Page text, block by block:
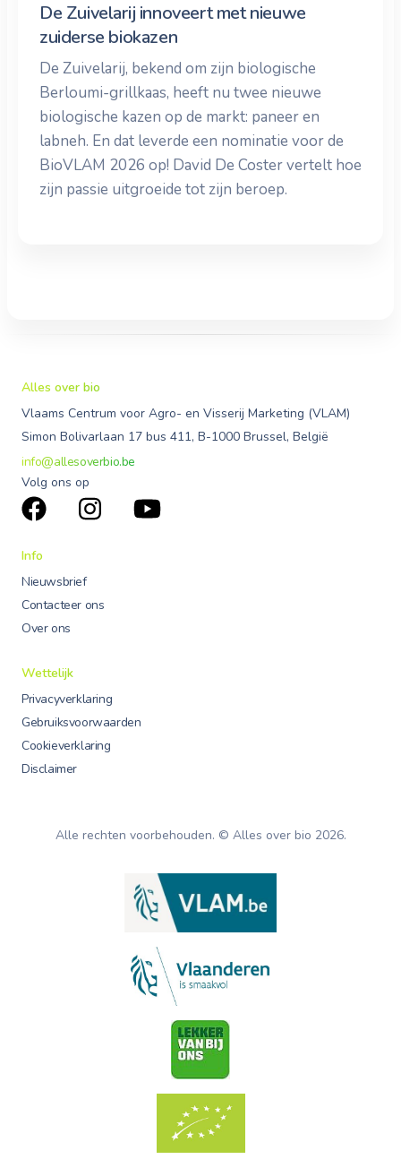
De Zuivelarij innoveert met nieuwe
zuiderse biokazen
De Zuivelarij, bekend om zijn biologische
Berloumi-grillkaas, heeft nu twee nieuwe
biologische kazen op de markt: paneer en
labneh. En dat leverde een nominatie voor de
BioVLAM 2026 op! David De Coster vertelt hoe
zijn passie uitgroeide tot zijn beroep.
Alles over bio
Vlaams Centrum voor Agro- en Visserij Marketing (VLAM)
Simon Bolivarlaan 17 bus 411, B-1000 Brussel, België
info@allesoverbio.be
Volg ons op
Info
Nieuwsbrief
Contacteer ons
Over ons
Wettelijk
Privacyverklaring
Gebruiksvoorwaarden
Cookieverklaring
Disclaimer
Alle rechten voorbehouden. © Alles over bio 2026.